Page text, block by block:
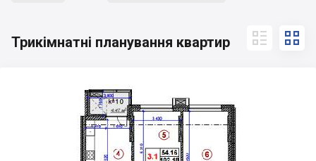
Трикімнатні планування квартир  